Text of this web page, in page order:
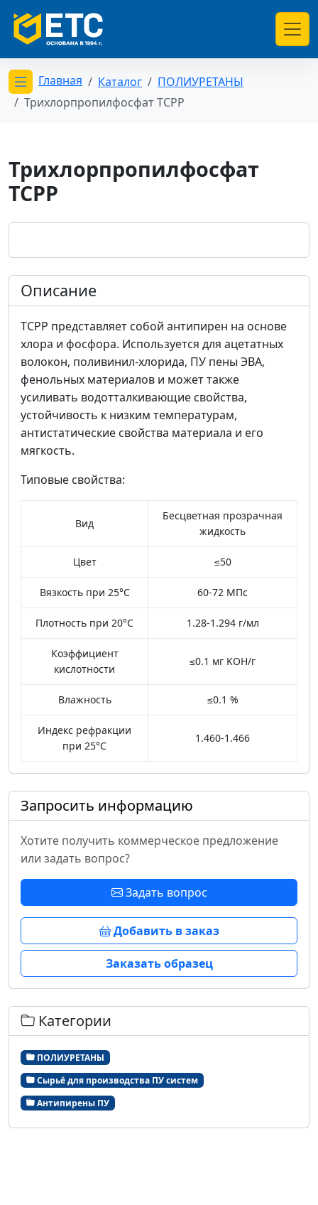
Открыть меню категорий
Главная Каталог
ПОЛИУРЕТАНЫ
Трихлорпропилфосфат TCPP
Трихлорпропилфосфат
TCPP
Описание
TCPP представляет собой антипирен на основе
хлора и фосфора. Используется для ацетатных
волокон, поливинил-хлорида, ПУ пены ЭВА,
фенольных материалов и может также
усиливать водотталкивающие свойства,
устойчивость к низким температурам,
антистатические свойства материала и его
мягкость.
Типовые свойства:
Вид
Бесцветная прозрачная
жидкость
Цвет ≤50
Вязкость при 25°C 60-72 МПс
Плотность при 20°C 1.28-1.294 г/мл
Коэффициент
кислотности
≤0.1 мг KOH/г
Влажность ≤0.1 %
Индекс рефракции
при 25°C
1.460-1.466
Запросить информацию
Хотите получить коммерческое предложение
или задать вопрос?
Задать вопрос
Добавить в заказ
Заказать образец
Категории
ПОЛИУРЕТАНЫ
Сырьё для производства ПУ систем
Антипирены ПУ